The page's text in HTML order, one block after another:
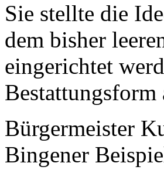
Sie stellte die
dem bisher
eingerichtet
Bürgermeister
Bingener